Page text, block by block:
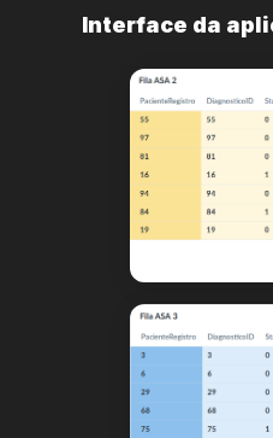
Interface da